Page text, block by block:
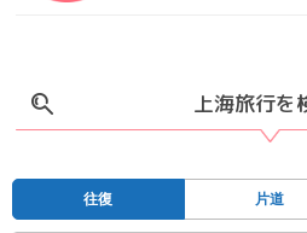
上海旅行を
往復 片道